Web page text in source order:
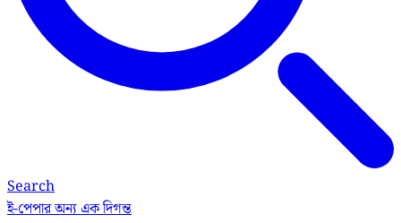
Search
ই-পেপারঅন্য এক দিগন্ত